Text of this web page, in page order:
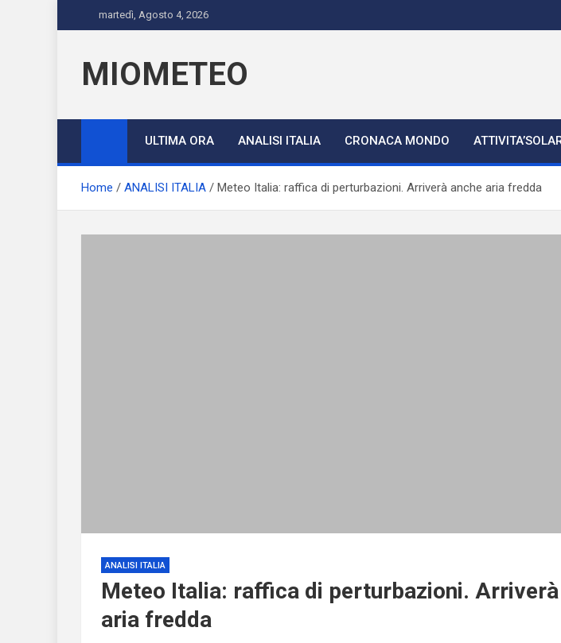
to
martedì, Agosto 4, 2026
MIOMETEO
ULTIMA ORA ANALISI ITALIA CRONACA MONDO
Home ANALISI ITALIA Meteo Italia: raffica di perturbazioni. Arriverà anche aria fredda
ANALISI ITALIA
Meteo Italia: raffica di perturbazioni. Arriverà
aria fredda